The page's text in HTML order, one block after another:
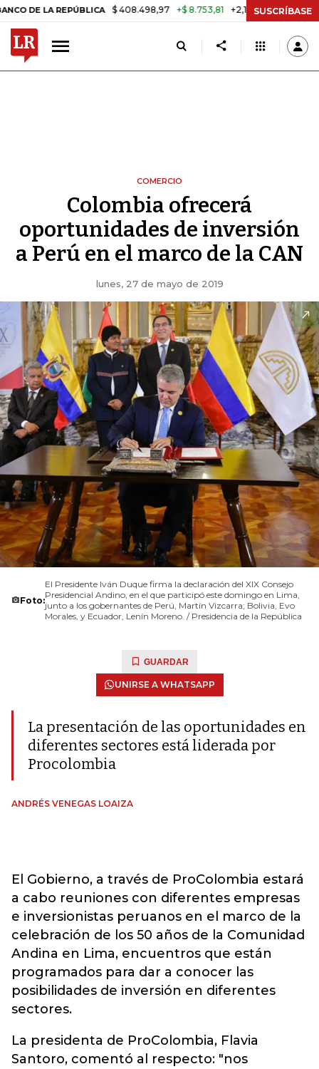
LA REPÚBLICA $ 408.498,97 +$ 8.753,81 +2,19% TASA DE USURA
SUSCRÍBASE
COMERCIO
Colombia ofrecerá
oportunidades de inversión
a Perú en el marco de la CAN
lunes, 27 de mayo de 2019
Foto:
El Presidente Iván Duque firma la declaración del XIX Consejo
Presidencial Andino, en el que participó este domingo en Lima,
junto a los gobernantes de Perú, Martín Vizcarra; Bolivia, Evo
Morales, y Ecuador, Lenín Moreno. / Presidencia de la República
GUARDAR
UNIRSE A WHATSAPP
La presentación de las oportunidades en
diferentes sectores está liderada por
Procolombia
ANDRÉS VENEGAS LOAIZA
El Gobierno, a través de ProColombia estará
a cabo reuniones con diferentes empresas
e inversionistas peruanos en el marco de la
celebración de los 50 años de la Comunidad
Andina en Lima, encuentros que están
programados para dar a conocer las
posibilidades de inversión en diferentes
sectores.
La presidenta de ProColombia, Flavia
Santoro, comentó al respecto: "nos